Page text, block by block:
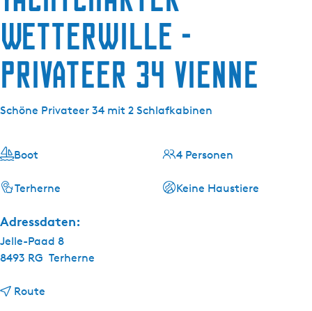
Wetterwille -
Privateer 34 Vienne
Schöne Privateer 34 mit 2 Schlafkabinen
Boot
Terherne
4 Personen
Keine Haustiere
Adressdaten:
Jelle-Paad 8
8493 RG Terherne
Route